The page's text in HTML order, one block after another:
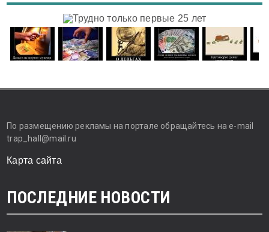
По размещению рекламы на портале обращайтесь на e-mail
trap_hall@mail.ru
Карта сайта
ПОСЛЕДНИЕ НОВОСТИ